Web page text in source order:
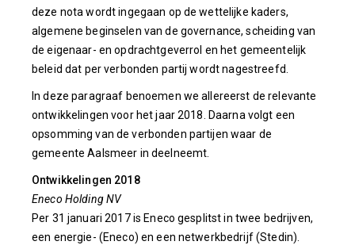
deze nota wordt ingegaan op de wettelijke kaders,
algemene beginselen van de governance, scheiding van
de eigenaar- en opdrachtgeverrol en het gemeentelijk
beleid dat per verbonden partij wordt nagestreefd.
In deze paragraaf benoemen we allereerst de relevante
ontwikkelingen voor het jaar 2018. Daarna volgt een
opsomming van de verbonden partijen waar de
gemeente Aalsmeer in deelneemt.
Ontwikkelingen 2018
Eneco Holding NV
Per 31 januari 2017 is Eneco gesplitst in twee bedrijven,
een energie- (Eneco) en een netwerkbedrijf (Stedin).